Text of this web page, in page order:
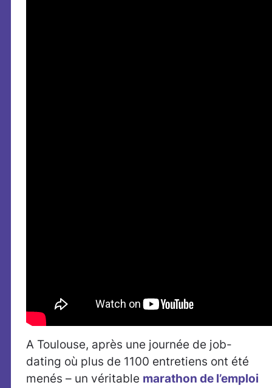
A Toulouse, après une journée de job-
dating où plus de 1100 entretiens ont été
menés – un véritable marathon de l’emploi